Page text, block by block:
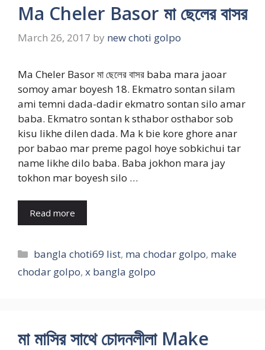
Ma Cheler Basor মা ছেলের বাসর
March 26, 2017 by new choti golpo
Ma Cheler Basor মা ছেলের বাসর baba mara jaoar
somoy amar boyesh 18. Ekmatro sontan silam
ami temni dada-dadir ekmatro sontan silo amar
baba. Ekmatro sontan k sthabor osthabor sob
kisu likhe dilen dada. Ma k bie kore ghore anar
por babao mar preme pagol hoye sobkichui tar
name likhe dilo baba. Baba jokhon mara jay
tokhon mar boyesh silo …
Read more
Categories
bangla choti69 list, ma chodar golpo, make
chodar golpo, x bangla golpo
মা মাসির সাথে চোদনলীলা Make